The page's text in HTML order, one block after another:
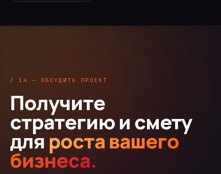
/ 14 — ОБСУДИТЬ ПРОЕКТ
Получите
стратегию и смету
для роста вашего
бизнеса.